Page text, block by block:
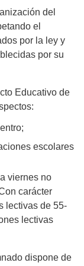
del
el
por la ley y
por su
Educativo de
escolares
viernes no
carácter
lectivas de 55-
lectivas
dispone de